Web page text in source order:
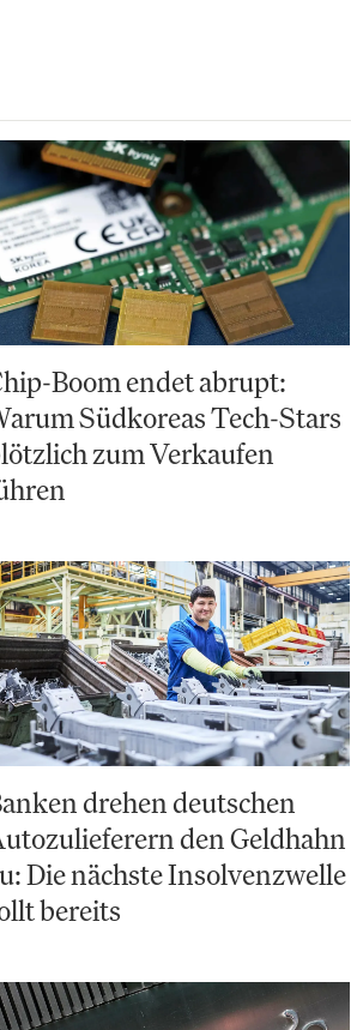
Boom endet abrupt:
Südkoreas Tech-Stars
zum Verkaufen
drehen deutschen
den Geldhahn
Die nächste Insolvenzwelle
bereits